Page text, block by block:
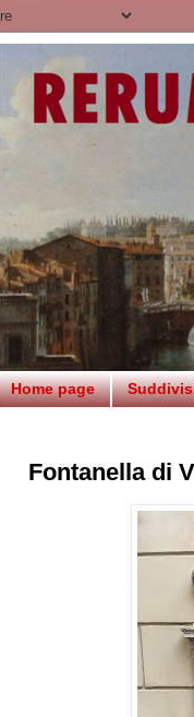
Home page
Fontanella di